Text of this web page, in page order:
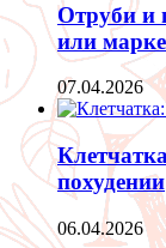
Отруби и
или
07.04.2026
похудении
06.04.2026